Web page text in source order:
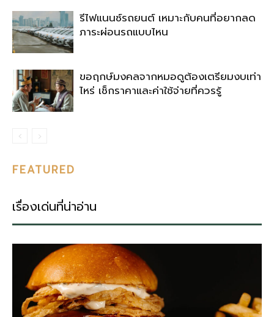
รีไฟแนนซ์รถยนต์ เหมาะกับคนที่อยากลด
ภาระผ่อนรถแบบไหน
ขอฤกษ์มงคลจากหมอดูต้องเตรียมงบเท่า
ไหร่ เช็กราคาและค่าใช้จ่ายที่ควรรู้
FEATURED
เรื่องเด่นที่น่าอ่าน